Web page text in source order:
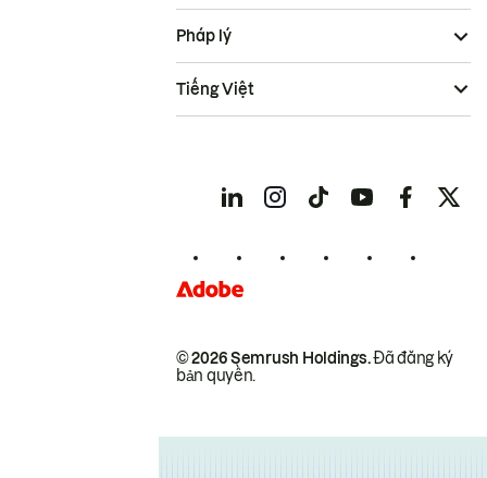
© 2026 Semrush Holdings.Đã đăng ký
bản quyền.
Pháp lý
Tiếng Việt